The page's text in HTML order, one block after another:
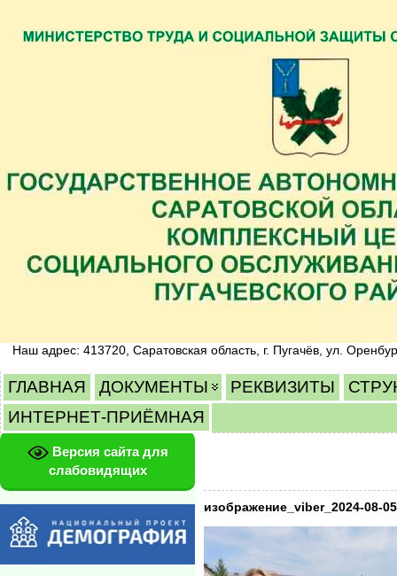
Наш адрес: 413720, Саратовская область, г. Пугачёв, ул.
ГЛАВНАЯ ДОКУМЕНТЫ РЕКВИЗИТЫ
ИНТЕРНЕТ-ПРИЁМНАЯ
Версия сайта для
слабовидящих
изображение_viber_2024-08-